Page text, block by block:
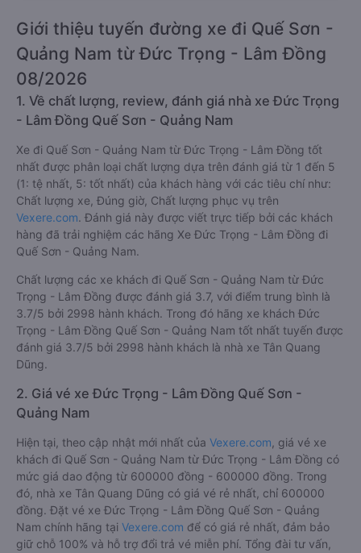
Giới thiệu tuyến đường xe đi Quế Sơn -
Quảng Nam từ Đức Trọng - Lâm Đồng
08/2026
1. Về chất lượng, review, đánh giá nhà xe Đức Trọng
- Lâm Đồng Quế Sơn - Quảng Nam
Xe đi Quế Sơn - Quảng Nam từ Đức Trọng - Lâm Đồng tốt
nhất được phân loại chất lượng dựa trên đánh giá từ 1 đến 5
(1: tệ nhất, 5: tốt nhất) của khách hàng với các tiêu chí như:
Chất lượng xe, Đúng giờ, Chất lượng phục vụ trên
Vexere.com. Đánh giá này được viết trực tiếp bởi các khách
hàng đã trải nghiệm các hãng Xe Đức Trọng - Lâm Đồng đi
Quế Sơn - Quảng Nam.
Chất lượng các xe khách đi Quế Sơn - Quảng Nam từ Đức
Trọng - Lâm Đồng được đánh giá 3.7, với điểm trung bình là
3.7/5 bởi 2998 hành khách. Trong đó hãng xe khách Đức
Trọng - Lâm Đồng Quế Sơn - Quảng Nam tốt nhất tuyến được
đánh giá 3.7/5 bởi 2998 hành khách là nhà xe Tân Quang
Dũng.
2. Giá vé xe Đức Trọng - Lâm Đồng Quế Sơn -
Quảng Nam
Hiện tại, theo cập nhật mới nhất của Vexere.com , giá vé xe
khách đi Quế Sơn - Quảng Nam từ Đức Trọng - Lâm Đồng có
mức giá dao động từ 600000 đồng - 600000 đồng. Trong
đó, nhà xe Tân Quang Dũng có giá vé rẻ nhất, chỉ 600000
đồng. Đặt vé xe Đức Trọng - Lâm Đồng Quế Sơn - Quảng
Nam chính hãng tại Vexere.com để có giá rẻ nhất, đảm bảo
giữ chỗ 100% và hỗ trợ đổi trả vé miễn phí. Tổng đài tư vấn,